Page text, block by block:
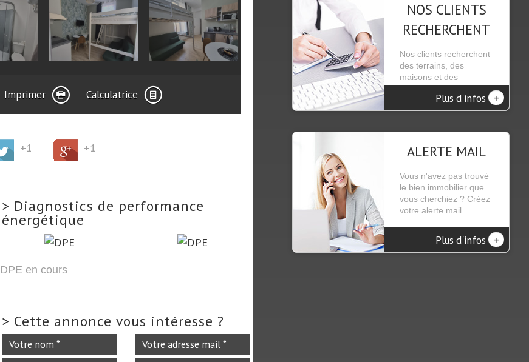
Imprimer Calculatrice
+1 +1
> Diagnostics de performance
énergétique
DPE en cours
> Cette annonce vous intéresse ?
NOS CLIENTS
RECHERCHENT
Nos clients recherchent
des terrains, des
maisons et des
appartements se trou...
Plus d'infos +
ALERTE MAIL
Vous n'avez pas trouvé
le bien immobilier que
vous cherchiez ? Créez
votre alerte mail ...
Plus d'infos +